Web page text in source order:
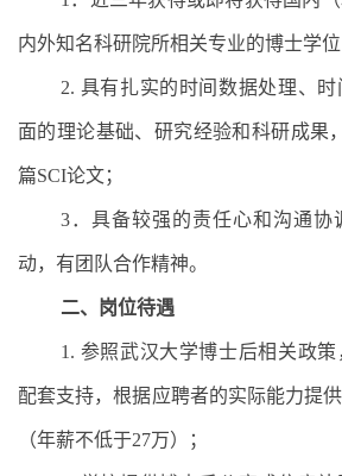
内外知名科研院所相关专业的博士学
2. 具有扎实的时间数据处理、
面的理论基础、研究经验和科研成果
篇SCI论文；
3．具备较强的责任心和沟通协
动，有团队合作精神。
二、岗位待遇
1. 参照武汉大学博士后相关政
配套支持，根据应聘者的实际能力提
（年薪不低于27万）；